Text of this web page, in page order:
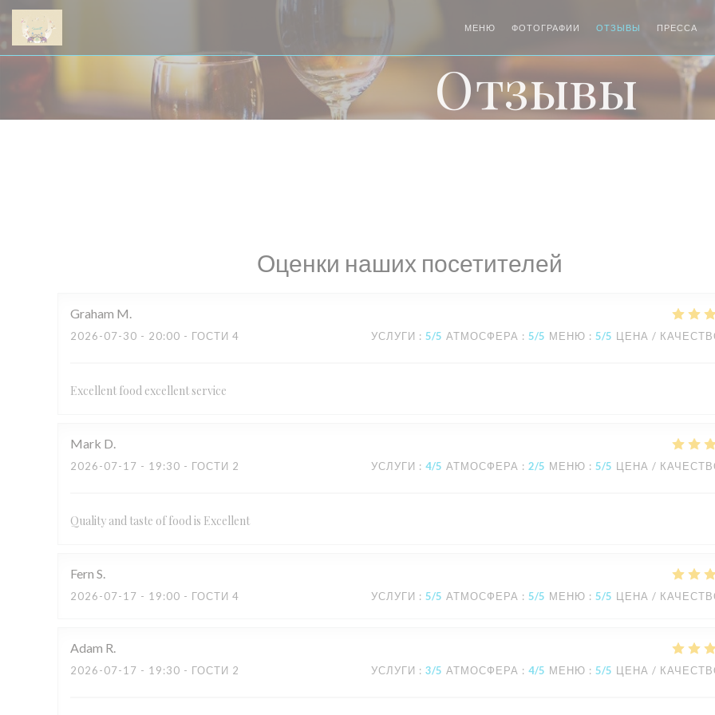
Панель управления cookies
МЕНЮ ФОТОГРАФИИ ОТЗЫВЫ ПРЕССА
Отзывы
Оценки наших посетителей
Graham M
2026-07-30 - 20:00 - ГОСТИ 4 УСЛУГИ : 5/5 АТМОСФЕРА : 5/5 МЕНЮ : 5/5 ЦЕНА /
Excellent food excellent service
Mark D
2026-07-17 - 19:30 - ГОСТИ 2 УСЛУГИ : 4/5 АТМОСФЕРА : 2/5 МЕНЮ : 5/5 ЦЕНА /
Quality and taste of food is Excellent
Fern S
2026-07-17 - 19:00 - ГОСТИ 4 УСЛУГИ : 5/5 АТМОСФЕРА : 5/5 МЕНЮ : 5/5 ЦЕНА /
Adam R
2026-07-17 - 19:30 - ГОСТИ 2 УСЛУГИ : 3/5 АТМОСФЕРА : 4/5 МЕНЮ : 5/5 ЦЕНА /